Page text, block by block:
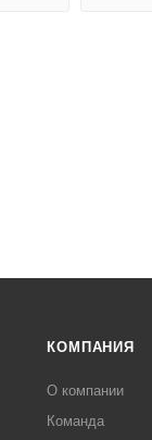
КОМПАНИЯ
О компании
Команда